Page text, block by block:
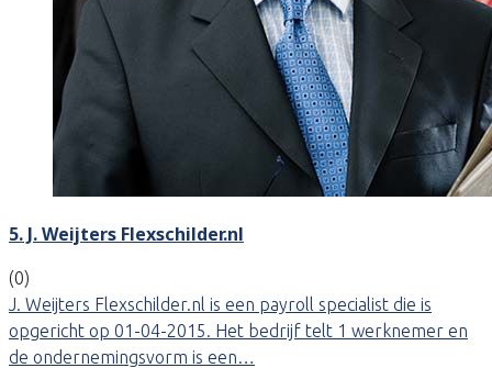
5. J. Weijters Flexschilder.nl
(0)
J. Weijters Flexschilder.nl is een payroll specialist die is
opgericht op 01-04-2015. Het bedrijf telt 1 werknemer en
de ondernemingsvorm is een…